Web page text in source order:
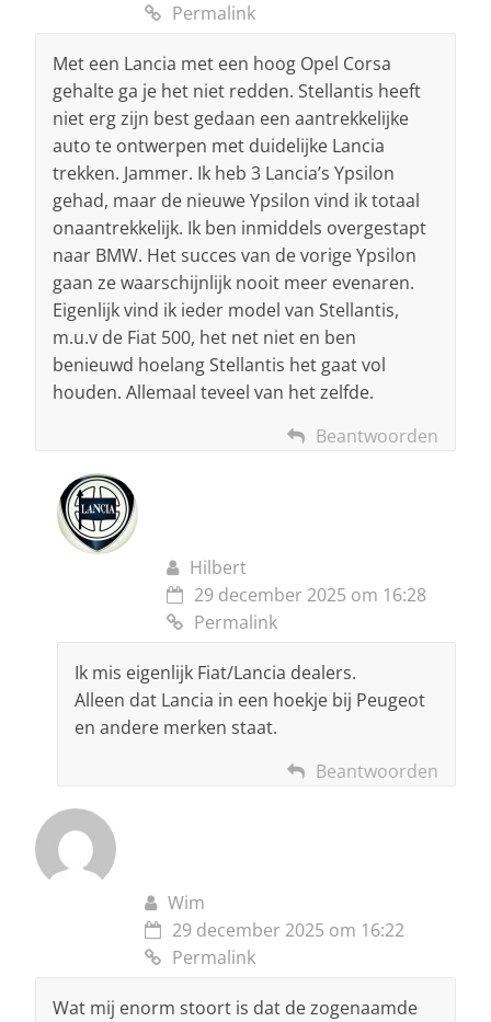
Permalink
Met een Lancia met een hoog Opel Corsa
gehalte ga je het niet redden. Stellantis heeft
niet erg zijn best gedaan een aantrekkelijke
auto te ontwerpen met duidelijke Lancia
trekken. Jammer. Ik heb 3 Lancia’s Ypsilon
gehad, maar de nieuwe Ypsilon vind ik totaal
onaantrekkelijk. Ik ben inmiddels overgestapt
naar BMW. Het succes van de vorige Ypsilon
gaan ze waarschijnlijk nooit meer evenaren.
Eigenlijk vind ik ieder model van Stellantis,
m.u.v de Fiat 500, het net niet en ben
benieuwd hoelang Stellantis het gaat vol
houden. Allemaal teveel van het zelfde.
Beantwoorden
Hilbert
29 december 2025 om 16:28
Permalink
Ik mis eigenlijk Fiat/Lancia dealers.
Alleen dat Lancia in een hoekje bij Peugeot
en andere merken staat.
Beantwoorden
Wim
29 december 2025 om 16:22
Permalink
Wat mij enorm stoort is dat de zogenaamde